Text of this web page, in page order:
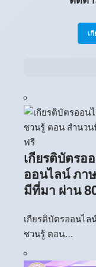
เ
เกียรติบัตร
ออนไลน์ ภา
มีที่มา ผ่าน
เกียรติบัตรออนไ
ชวนรู้ ตอน…